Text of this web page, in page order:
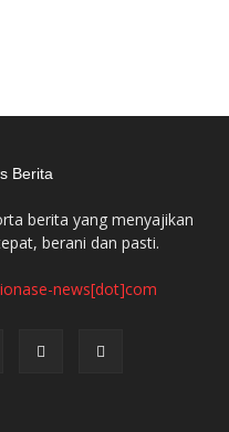
berita yang menyajikan
berani dan pasti.
news[dot]com